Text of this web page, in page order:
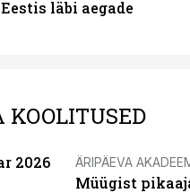
läbi aegade
KOOLITUSED
2026 ÄRIPÄEVA
Müügist